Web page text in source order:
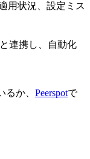
用状況、設定ミス
連携し、自動化
るか、 Peerspotで